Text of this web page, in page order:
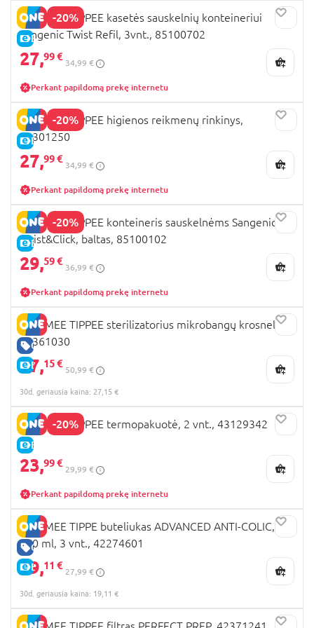
-20%
E-KAINA
TOMMEE TIPPEE kasetės sauskelnių konteineriui
Sangenic Twist Refil, 3vnt., 85100702
27,99 €
34,99 €
Perkant papildomą prekę internetu
-20%
E-KAINA
TOMMEE TIPPEE higienos reikmenų rinkinys,
42301250
27,99 €
34,99 €
Perkant papildomą prekę internetu
-20%
E-KAINA
TOMMEE TIPPEE konteineris sauskelnėms Sangenic
Twist&Click, baltas, 85100102
29,59 €
36,99 €
Perkant papildomą prekę internetu
GERA KAINA
E-KAINA
TOMMEE TIPPEE sterilizatorius mikrobangų krosnelei,
42361030
27,15 €
50,99 €
30d. geriausia kaina: 27,15 €
-20%
E-KAINA
TOMMEE TIPPEE termopakuotė, 2 vnt., 43129342
23,99 €
29,99 €
Perkant papildomą prekę internetu
GERA KAINA
E-KAINA
TOMMEE TIPPE buteliukas ADVANCED ANTI-COLIC,
260 ml, 3 vnt., 42274601
19,11 €
27,99 €
30d. geriausia kaina: 19,11 €